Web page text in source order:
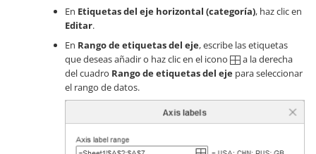
En Etiquetas del eje horizontal (categoría), haz clic en
Editar.
En Rango de etiquetas del eje, escribe las etiquetas
que deseas añadir o haz clic en el icono
a la derecha
del cuadro Rango de etiquetas del eje para seleccionar
el rango de datos.